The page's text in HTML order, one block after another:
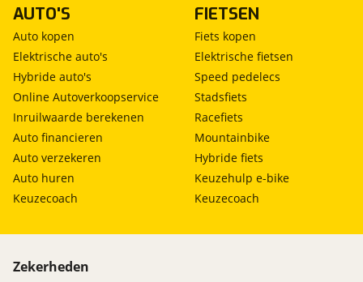
AUTO'S
Auto kopen
Elektrische auto's
Hybride auto's
Online Autoverkoopservice
Inruilwaarde berekenen
Auto financieren
Auto verzekeren
Auto huren
Keuzecoach
FIETSEN
Fiets kopen
Elektrische fietsen
Speed pedelecs
Stadsfiets
Racefiets
Mountainbike
Hybride fiets
Keuzehulp e-bike
Keuzecoach
Zekerheden